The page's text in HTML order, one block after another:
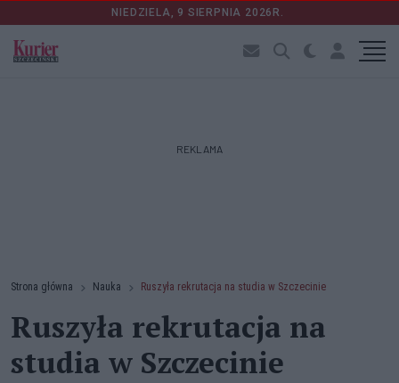
NIEDZIELA, 9 SIERPNIA 2026R.
REKLAMA
Strona główna Nauka Ruszyła rekrutacja na studia w Szczecinie
Ruszyła rekrutacja na
studia w Szczecinie